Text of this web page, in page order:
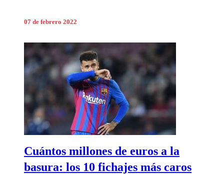
07 de febrero 2022
Cuántos millones de euros a la
basura: los 10 fichajes más caros